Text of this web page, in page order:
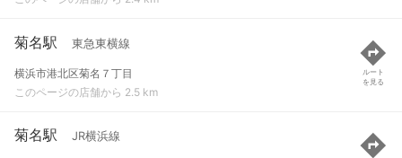
菊名駅 東急東横線
横浜市港北区菊名７丁目
このページの店舗から 2.5 km
ルート
を見る
菊名駅 JR横浜線